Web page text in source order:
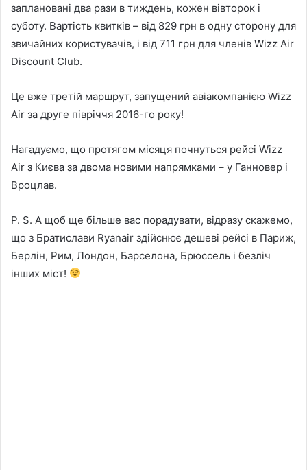
заплановані два рази в тиждень, кожен вівторок і
суботу. Вартість квитків – від 829 грн в одну сторону для
звичайних користувачів, і від 711 грн для членів Wizz Air
Discount Club.
Це вже третій маршрут, запущений авіакомпанією Wizz
Air за друге півріччя 2016-го року!
Нагадуємо, що протягом місяця почнуться рейсі Wizz
Air з Києва за двома новими напрямками – у Ганновер і
Вроцлав.
P. S. А щоб ще більше вас порадувати, відразу скажемо,
що з Братислави Ryanair здійснює дешеві рейсі в Париж,
Берлін, Рим, Лондон, Барселона, Брюссель і безліч
інших міст!